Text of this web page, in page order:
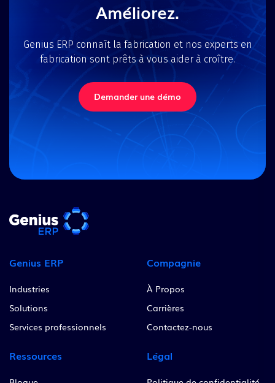
Améliorez.
Genius ERP connaît la fabrication et nos experts en
fabrication sont prêts à vous aider à croître.
Demander une démo
Genius ERP
Industries
Solutions
Services professionnels
Compagnie
À Propos
Carrières
Contactez-nous
Ressources Légal